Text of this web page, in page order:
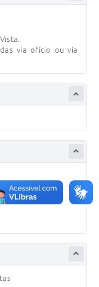
via ofício ou via